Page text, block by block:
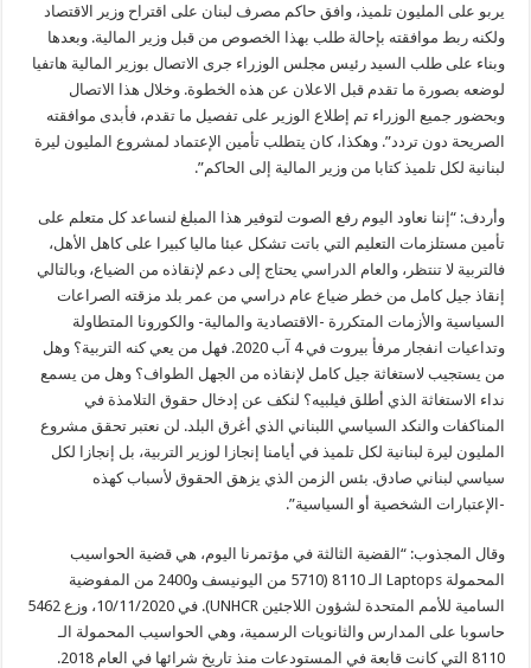
يربو على المليون تلميذ، وافق حاكم مصرف لبنان على اقتراح وزير الاقتصاد
ولكنه ربط موافقته بإحالة طلب بهذا الخصوص من قبل وزير المالية. وبعدها
وبناء على طلب السيد رئيس مجلس الوزراء جرى الاتصال بوزير المالية هاتفيا
لوضعه بصورة ما تقدم قبل الاعلان عن هذه الخطوة. وخلال هذا الاتصال
وبحضور جميع الوزراء تم إطلاع الوزير على تفصيل ما تقدم، فأبدى موافقته
الصريحة دون تردد”. وهكذا، كان يتطلب تأمين الإعتماد لمشروع المليون ليرة
لبنانية لكل تلميذ كتابا من وزير المالية إلى الحاكم”.
وأردف: “إننا نعاود اليوم رفع الصوت لتوفير هذا المبلغ لنساعد كل متعلم على
تأمين مستلزمات التعليم التي باتت تشكل عبئا ماليا كبيرا على كاهل الأهل،
فالتربية لا تنتظر، والعام الدراسي يحتاج إلى دعم لإنقاذه من الضياع، وبالتالي
إنقاذ جيل كامل من خطر ضياع عام دراسي من عمر بلد مزقته الصراعات
السياسية والأزمات المتكررة -الاقتصادية والمالية- والكورونا المتطاولة
وتداعيات انفجار مرفأ بيروت في 4 آب 2020. فهل من يعي كنه التربية؟ وهل
من يستجيب لاستغاثة جيل كامل لإنقاذه من الجهل الطواف؟ وهل من يسمع
نداء الاستغاثة الذي أطلق فيلبيه؟ لنكف عن إدخال حقوق التلامذة في
المناكفات والنكد السياسي اللبناني الذي أغرق البلد. لن نعتبر تحقق مشروع
المليون ليرة لبنانية لكل تلميذ في أيامنا إنجازا لوزير التربية، بل إنجازا لكل
سياسي لبناني صادق. بئس الزمن الذي يزهق الحقوق لأسباب كهذه
-الإعتبارات الشخصية أو السياسية”.
وقال المجذوب: “القضية الثالثة في مؤتمرنا اليوم، هي قضية الحواسيب
المحمولة Laptops الـ 8110 (5710 من اليونيسف و2400 من المفوضية
السامية للأمم المتحدة لشؤون اللاجئين UNHCR). في 10/11/2020، وزع 5462
حاسوبا على المدارس والثانويات الرسمية، وهي الحواسيب المحمولة الـ
8110 التي كانت قابعة في المستودعات منذ تاريخ شرائها في العام 2018.